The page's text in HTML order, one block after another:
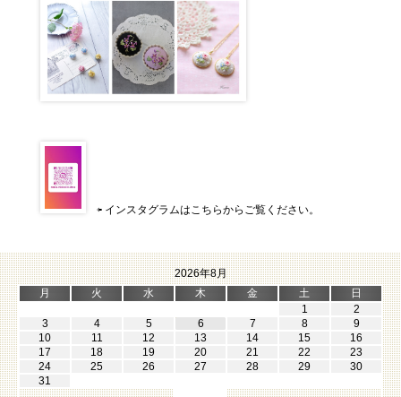
⇦ インスタグラムはこちらからご覧ください。
2026年8月
月
火 水 木 金 土
日
1
2
3
4 5 6 7 8
9
10
11 12 13 14 15
16
17
18 19 20 21 22
23
24
25 26 27 28 29
30
31